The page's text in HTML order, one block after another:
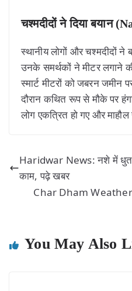
चश्मदीदों ने दिया बयान
स्थानीय लोगों और चश्मदीदों ने
उनके समर्थकों ने मीटर लगाने
स्मार्ट मीटरों को जबरन जमीन
दौरान कथित रूप से मौके पर
लोग एकत्रित हो गए और माहौल
Haridwar News: नशे में धुत
काम, पढ़े खबर
Char Dham Weather:
You May Also